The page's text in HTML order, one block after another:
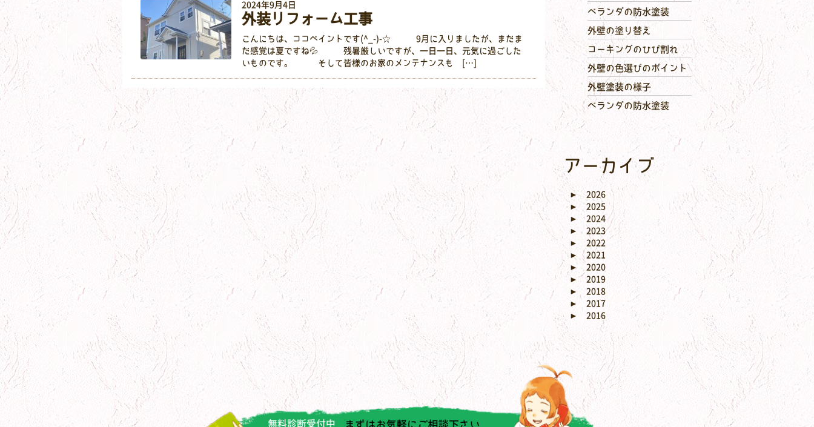
2024年9月4日
外装リフォーム工事
こんにちは、ココペイントです(^_-)-☆ 9月に入りましたが、まだま
だ感覚は夏ですね💦 残暑厳しいですが、一日一日、元気に過ごした
いものです。 そして皆様のお家のメンテナンスも […]
ベランダの防水塗装
外壁の塗り替え
コーキングのひび割れ
外壁の色選びのポイント
外壁塗装の様子
ベランダの防水塗装
アーカイブ
►
2026
►
2025
►
2024
►
2023
►
2022
►
2021
► 2020
► 2019
►
2018
►
2017
►
2016